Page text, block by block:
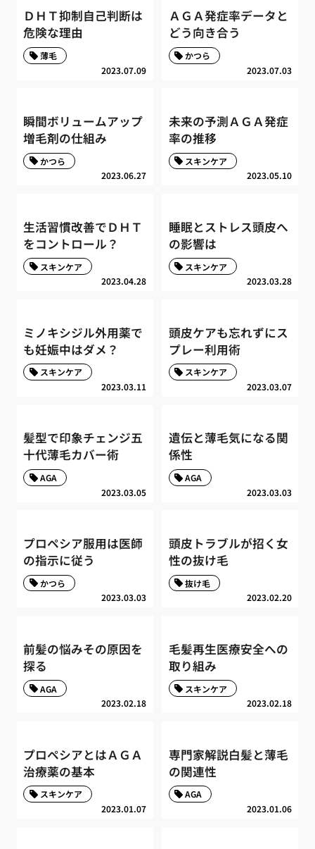
ＤＨＴ抑制自己判断は
危険な理由
2023.07.09
薄毛
ＡＧＡ発症率データと
どう向き合う
2023.07.03
かつら
瞬間ボリュームアップ
増毛剤の仕組み
2023.06.27
かつら
未来の予測ＡＧＡ発症
率の推移
2023.05.10
スキンケア
生活習慣改善でＤＨＴ
をコントロール？
2023.04.28
スキンケア
睡眠とストレス頭皮へ
の影響は
2023.03.28
スキンケア
ミノキシジル外用薬で
も妊娠中はダメ？
2023.03.11
スキンケア
頭皮ケアも忘れずにス
プレー利用術
2023.03.07
スキンケア
髪型で印象チェンジ五
十代薄毛カバー術
2023.03.05
AGA
遺伝と薄毛気になる関
係性
2023.03.03
AGA
プロペシア服用は医師
の指示に従う
2023.03.03
かつら
頭皮トラブルが招く女
性の抜け毛
2023.02.20
抜け毛
前髪の悩みその原因を
探る
2023.02.18
AGA
毛髪再生医療安全への
取り組み
2023.02.18
スキンケア
プロペシアとはＡＧＡ
治療薬の基本
2023.01.07
スキンケア
専門家解説白髪と薄毛
の関連性
2023.01.06
AGA